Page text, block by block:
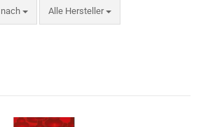
Alle Hersteller